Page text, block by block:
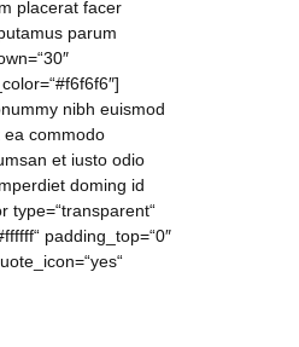
placerat facer
parum
nibh euismod
ea commodo
et iusto odio
doming id
type=“transparent“
padding_top=“0″